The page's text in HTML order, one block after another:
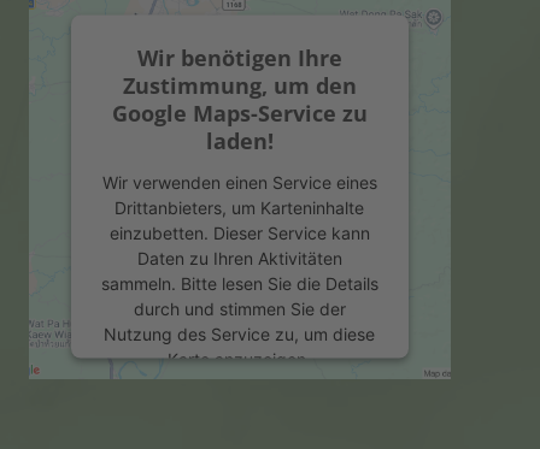
Wir benötigen Ihre
Zustimmung, um den
Google Maps-Service zu
laden!
Wir verwenden einen Service eines
Drittanbieters, um Karteninhalte
einzubetten. Dieser Service kann
Daten zu Ihren Aktivitäten
sammeln. Bitte lesen Sie die Details
durch und stimmen Sie der
Nutzung des Service zu, um diese
Karte anzuzeigen.